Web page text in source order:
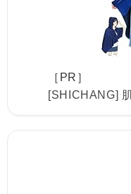
［PR］
[SHICHANG]